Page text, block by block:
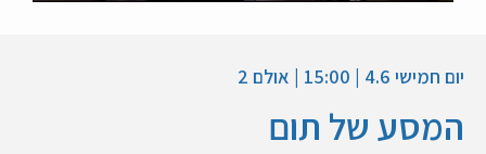
יום חמישי 4.6 | 15:00 | אולם 2
המסע של תום